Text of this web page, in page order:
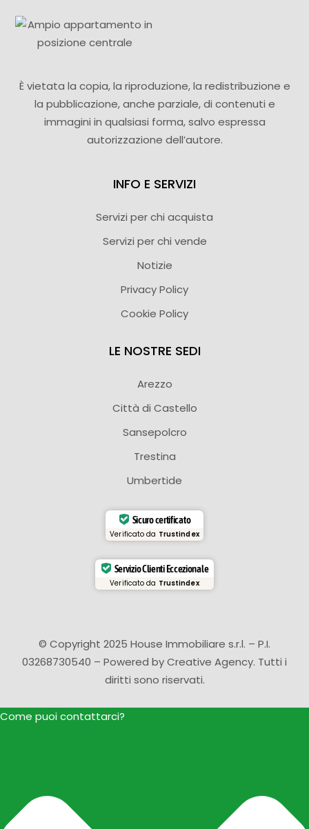
È vietata la copia, la riproduzione, la redistribuzione e
la pubblicazione, anche parziale, di contenuti e
immagini in qualsiasi forma, salvo espressa
autorizzazione dell’autore.
INFO E SERVIZI
Servizi per chi acquista
Servizi per chi vende
Notizie
Privacy Policy
Cookie Policy
LE NOSTRE SEDI
Arezzo
Città di Castello
Sansepolcro
Trestina
Umbertide
Sicuro certificato
Verificato da Trustindex
Servizio Clienti Eccezionale
Verificato da Trustindex
© Copyright 2025 House Immobiliare s.r.l. – P.I.
03268730540 – Powered byCreative Agency. Tutti i
diritti sono riservati.
Come puoi contattarci?